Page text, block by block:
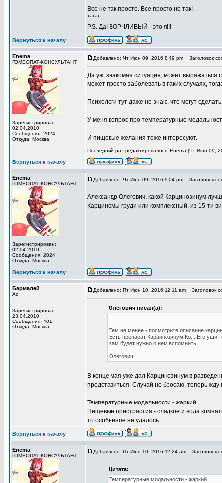
Все не так просто. Все просто не так!
*****
P.S. Да! ВОРЧЛИВЫЙ - это я!!!
Вернуться к началу
Enema
ГОМЕОПАТ-КОНСУЛЬТАНТ
Зарегистрирован:
02.04.2010
Сообщения: 2024
Откуда: Москва
Добавлено: Чт Июн 09, 2016 8:49 pm Заголовок
Да уж, знакомая ситуация, может
может просто заболевать в таких случаях,
Психологи тут даже не знаю, что могут
У меня вопрос про температурные
И пищевые желания тоже интересуют.
Последний раз редактировалось: Enema (Чт Июн 09,
Вернуться к началу
Enema
ГОМЕОПАТ-КОНСУЛЬТАНТ
Зарегистрирован:
02.04.2010
Сообщения: 2024
Откуда: Москва
Добавлено: Чт Июн 09, 2016 9:04 pm Заголовок
Александр Олегович, какой Карцинозинум
Карциномы груди или комплексный, из 15-ти
Вернуться к началу
Бармалей
Ас
Зарегистрирован:
23.04.2010
Сообщения: 401
Откуда: Москва
Добавлено: Пт Июн 10, 2016 12:11 am Заголовок
Олегович писал(а):
Тем не менее - посмотрите описание
Есть препарат Карцинозинум Ко... Его уши
вам будет нужно о нем вспомнить.
Олегович
В конце мая уже дал Карцинозинум в
представиться. Случай не бросаю, теперь жду
Температурные модальности - жаркий.
Пищевые пристрастия - сладкое и вода
то особенное не удалось.
Вернуться к началу
Enema
ГОМЕОПАТ-КОНСУЛЬТАНТ
Добавлено: Пт Июн 10, 2016 12:24 am Заголовок
Цитата:
Температурные модальности - жаркий.